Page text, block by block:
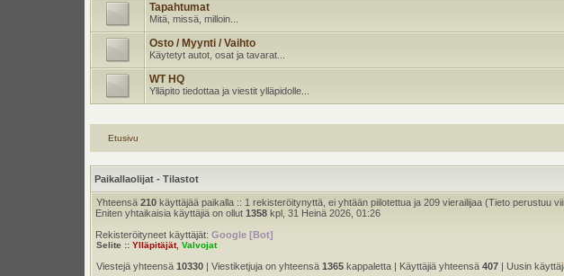
Tapahtumat
Mitä, missä, milloin...
Osto / Myynti / Vaihto
Käytetyt autot, osat ja tavarat...
WT HQ
Ylläpito tiedottaa ja viestit ylläpidolle...
Etusivu
Paikallaolijat - Tilastot
Yhteensä210 käyttäjää paikalla :: 1 rekisteröitynyttä, ei yhtään piilotettua ja 209 vierailijaa (Tieto perustuu
Eniten yhtaikaisia käyttäjiä on ollut1358 kpl, 31 Heinä 2026, 01:26
Rekisteröityneet käyttäjät:Google [Bot]
Selite ::Ylläpitäjät,Valvojat
Viestejä yhteensä10330 | Viestiketjuja on yhteensä1365 kappaletta | Käyttäjiä yhteensä407 | Uusin